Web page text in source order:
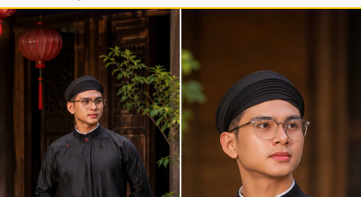
ÁO DÀI NGŨ THÂN - ÁO DÀI NAM TRUYỀN THỐNG
Áo dài ngũ thân tay chẽn cao cấp